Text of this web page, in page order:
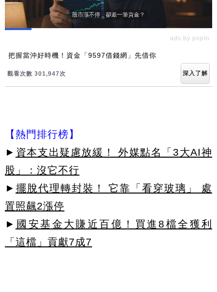
ads by popIn
把握當沖好時機！資金「9597借錢網」先借你
觀看次數 301,947次 深入了解
【熱門排行榜】
► 資本支出疑慮放緩！ 外媒點名「3大AI神
股」：沒它不行
► 擺脫代理轉封裝！ 它靠「看穿玻璃」 處
置照飆2漲停
► 國安基金大賺近百億！買進8檔全獲利
「這檔」貢獻7成7